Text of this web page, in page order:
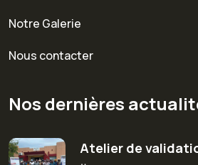
Notre Galerie
Nous contacter
Nos dernières
Atelier de